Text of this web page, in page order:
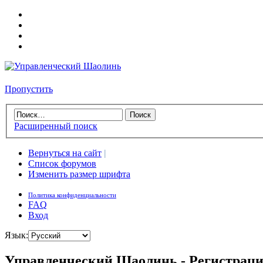
Пропустить
Расширенный поиск
Вернуться на сайт |
Список форумов
Изменить размер шрифта
Политика конфиденциальности
FAQ
Вход
Язык: